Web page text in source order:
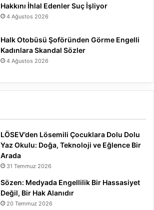
Hakkını İhlal Edenler Suç İşliyor
4 Ağustos 2026
Halk Otobüsü Şoföründen Görme Engelli
Kadınlara Skandal Sözler
4 Ağustos 2026
LÖSEV’den Lösemili Çocuklara Dolu Dolu
Yaz Okulu: Doğa, Teknoloji ve Eğlence Bir
Arada
31 Temmuz 2026
Sözen: Medyada Engellilik Bir Hassasiyet
Değil, Bir Hak Alanıdır
20 Temmuz 2026